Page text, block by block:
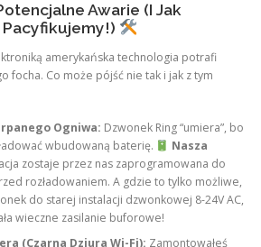
Awarie (I Jak
Pacyfikujemy!)
amerykańska technologia potrafi
focha. Co może pójść nie tak i jak z tym
Ogniwa: Dzwonek Ring “umiera”, bo
wbudowaną baterię.
Nasza
zostaje przez nas zaprogramowana do
rozładowaniem. A gdzie to tylko możliwe,
do starej instalacji dzwonkowej 8-24V AC,
wieczne zasilanie buforowe!
(Czarna Dziura Wi-Fi): Zamontowałeś